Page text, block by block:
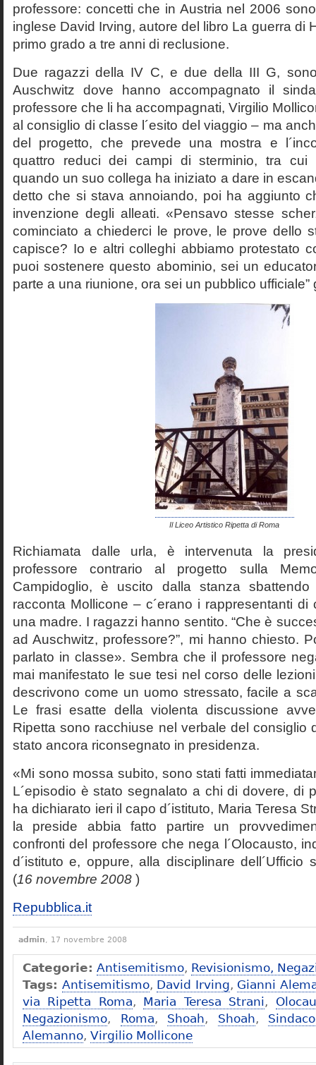
professore: concetti che in Austria nel 2006
inglese David Irving, autore del libro La guerra di
primo grado a tre anni di reclusione.
Due ragazzi della IV C, e due della III G,
Auschwitz dove hanno accompagnato il
professore che li ha accompagnati, Virgilio
al consiglio di classe l´esito del viaggio – ma
del progetto, che prevede una mostra e
quattro reduci dei campi di sterminio, tra cui
quando un suo collega ha iniziato a dare in
detto che si stava annoiando, poi ha aggiunto
invenzione degli alleati. «Pensavo stesse
cominciato a chiederci le prove, le prove dello
capisce? Io e altri colleghi abbiamo protestato
puoi sostenere questo abominio, sei un
parte a una riunione, ora sei un pubblico ufficiale”
Il Liceo Artistico Ripetta di Roma
Richiamata dalle urla, è intervenuta la
professore contrario al progetto sulla
Campidoglio, è uscito dalla stanza
racconta Mollicone – c´erano i rappresentanti
una madre. I ragazzi hanno sentito. “Che è
ad Auschwitz, professore?”, mi hanno chiesto.
parlato in classe». Sembra che il professore
mai manifestato le sue tesi nel corso delle
descrivono come un uomo stressato, facile a
Le frasi esatte della violenta discussione
Ripetta sono racchiuse nel verbale del consiglio
stato ancora riconsegnato in presidenza.
«Mi sono mossa subito, sono stati fatti
L´episodio è stato segnalato a chi di dovere, di
ha dichiarato ieri il capo d´istituto, Maria Teresa
la preside abbia fatto partire un
confronti del professore che nega l´Olocausto,
d´istituto e, oppure, alla disciplinare dell´Ufficio
(16 novembre 2008 )
Repubblica.it
admin, 17 novembre 2008
Categorie: Antisemitismo, Revisionismo,
Tags: Antisemitismo, David Irving, Gianni
via Ripetta Roma, Maria Teresa Strani,
Negazionismo, Roma, Shoah, Shoah,
Alemanno, Virgilio Mollicone